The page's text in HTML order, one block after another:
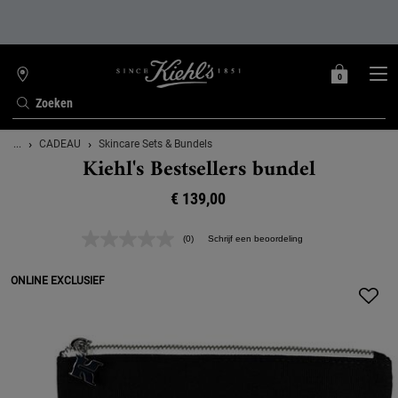
Zoeken
WINKELZOEKER
MIJN
0
0 PRODUCT
Hoofdinhoud
... CADEAU Skincare Sets & Bundels
Kiehl's Bestsellers bundel
€ 139,00
Geen
(0) Schrijf een beoordeling
ONLINE EXCLUSIEF